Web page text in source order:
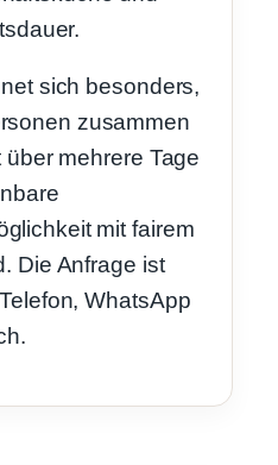
sich besonders,
zusammen
mehrere Tage
mit fairem
Die Anfrage ist
WhatsApp